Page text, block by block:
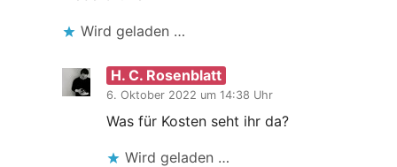
Wird geladen …
H. C. Rosenblatt
6. Oktober 2022 um 14:38 Uhr
Was für Kosten seht ihr da?
Wird geladen …